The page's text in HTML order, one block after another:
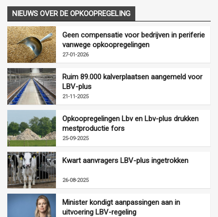
NIEUWS OVER DE OPKOOPREGELING
Geen compensatie voor bedrijven in periferie
vanwege opkoopregelingen
27-01-2026
Ruim 89.000 kalverplaatsen aangemeld voor
LBV-plus
21-11-2025
Opkoopregelingen Lbv en Lbv-plus drukken
mestproductie fors
25-09-2025
Kwart aanvragers LBV-plus ingetrokken
26-08-2025
Minister kondigt aanpassingen aan in
uitvoering LBV-regeling